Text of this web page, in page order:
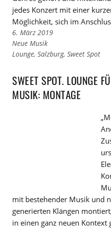
jedes Konzert mit einer
Möglichkeit, sich im
6. März 2019
Links
zu
Kategorien
Neue Musik
Links
den
Tags
Lounge, Salzburg, Sweet Spot
SWEET SPOT. LOUNGE
MUSIK: MONTAGE
mit bestehender Musik und
generierten Klängen
in einen ganz neuen Kontext